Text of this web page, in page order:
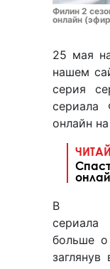
Филин 2
онлайн
25 мая
нашем
серия
сериала
онлайн
В
сериала
больше о